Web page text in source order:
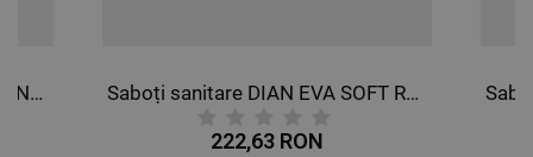
Saboți sanitare DIAN EVA SOFT NEGRO OB E A SRC Saboți sanitare DIAN EVA SOFT ROSA OB E A SRC
222,63 RON